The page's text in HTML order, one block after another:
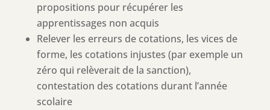
propositions pour récupérer les
apprentissages non acquis
Relever les erreurs de cotations, les vices de
forme, les cotations injustes (par exemple un
zéro qui relèverait de la sanction),
contestation des cotations durant l’année
scolaire